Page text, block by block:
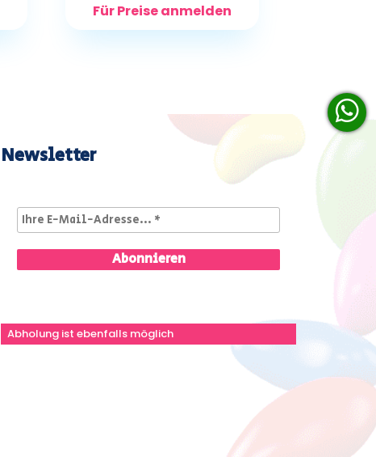
Für Preise anmelden
Newsletter
Abholung ist ebenfalls möglich